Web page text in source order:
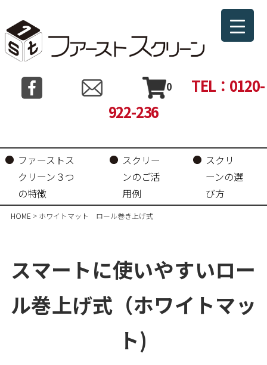
0
TEL：0120-
922-236
ファーストス
クリーン３つ
の特徴
スクリー
ンのご活
用例
スクリ
ーンの選
び方
HOME > ホワイトマット ロール巻き上げ式
スマートに使いやすいロー
ル巻上げ式 （ホワイトマッ
ト)